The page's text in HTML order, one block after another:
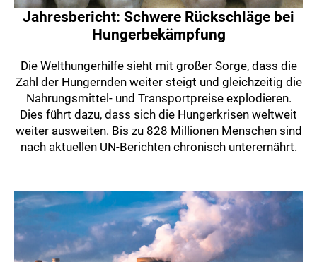
Jahresbericht: Schwere Rückschläge bei
Hungerbekämpfung
Die Welthungerhilfe sieht mit großer Sorge, dass die
Zahl der Hungernden weiter steigt und gleichzeitig die
Nahrungsmittel- und Transportpreise explodieren.
Dies führt dazu, dass sich die Hungerkrisen weltweit
weiter ausweiten. Bis zu 828 Millionen Menschen sind
nach aktuellen UN-Berichten chronisch unterernährt.